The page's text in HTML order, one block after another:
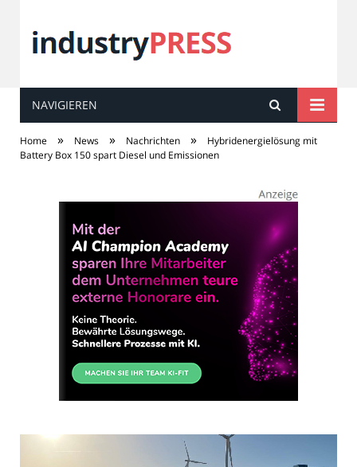
industryPRESS
NAVIGIEREN
Home » News » Nachrichten »
Hybridenergielösung mit
Battery Box 150 spart Diesel und Emissionen